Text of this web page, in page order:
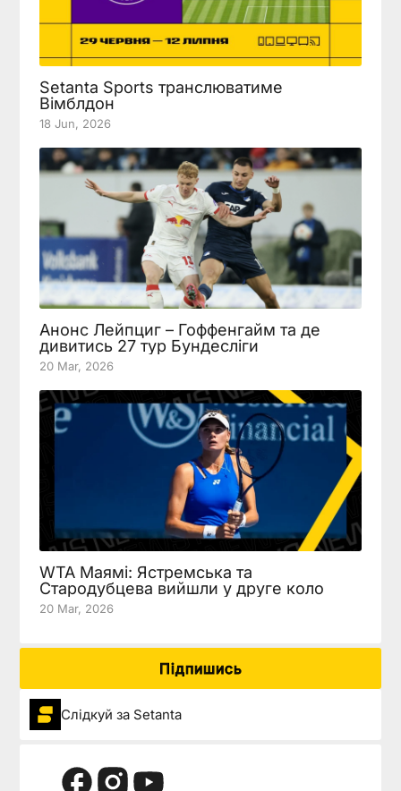
Setanta Sports транслюватиме
Вімблдон
18 Jun, 2026
Анонс Лейпциг – Гоффенгайм та де
дивитись 27 тур Бундесліги
20 Mar, 2026
WTA Маямі: Ястремська та
Стародубцева вийшли у друге коло
20 Mar, 2026
Підпишись
Слідкуй за Setanta